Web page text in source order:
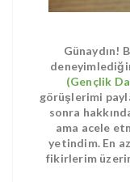
Günaydın!
(Gençlik
görüşlerimi
sonra
ama acele
yetindim. En
fikirlerim